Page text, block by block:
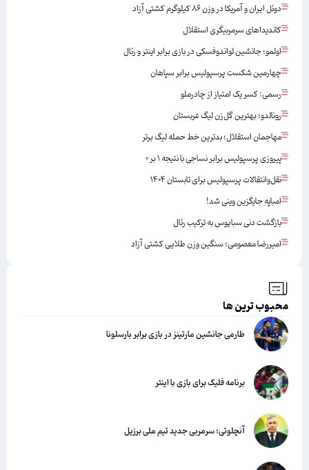
دوئل ایران و آمریکا در وزن ۸۶ کیلوگرم کشتی آزاد
کاندیداهای سرمربیگری استقلال
اولمو؛ جانشین لواندوفسکی در بازی برابر اینتر و رئال
چهارمین شکست پرسپولیس برابر سپاهان
رسمی: کسر یک امتیاز از چادرملو
رونالدو؛ بهترین گل‌زن لیگ عربستان
مهاجمان استقلال؛ بدترین خط حمله لیگ برتر
پیروزی پرسپولیس برابر نساجی با نتیجه ۱ بر ۰
نقل‌وانتقالات پرسپولیس برای تابستان ۱۴۰۴
امباپه جایگزین وینی شد!
بازگشت دنی سبایوس به ترکیب رئال
امیررضا معصومی؛ سنگین وزن طلایی کشتی آزاد
محبوب ترین ها
طارمی جانشین مارتینز در بازی برابر بارسلونا
برنامه فلیک برای بازی با اینتر
آنچلوتی؛ سرمربی جدید تیم ملی برزیل